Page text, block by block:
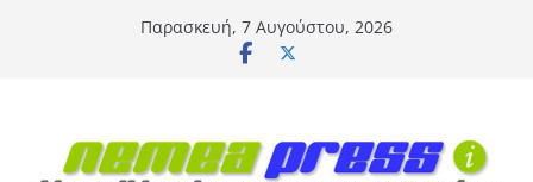
Παρασκευή, 7 Αυγούστου, 2026